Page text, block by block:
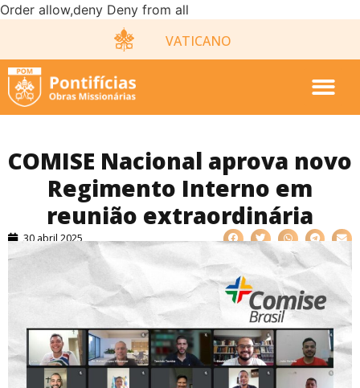
Order allow,deny Deny from all
VATICANO
COMISE Nacional aprova novo
Regimento Interno em
reunião extraordinária
30 abril 2025